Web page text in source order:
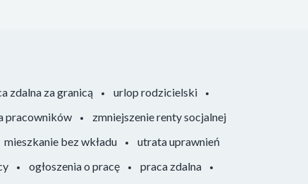
zdalna za granicą
urlop rodzicielski
pracowników
zmniejszenie renty socjalnej
mieszkanie bez wkładu
utrata uprawnień
ogłoszenia o pracę
praca zdalna